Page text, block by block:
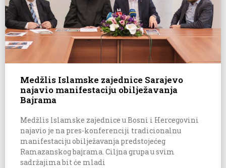
Medžlis Islamske zajednice Sarajevo
najavio manifestaciju obilježavanja
Bajrama
Medžlis lslamske zajednice u Bosni i Hercegovini
najavio je na pres-konferenciji tradicionalnu
manifestaciju obilježavanja predstojećeg
Ramazanskog bajrama. Ciljna grupa u svim
sadržajima bit će mladi